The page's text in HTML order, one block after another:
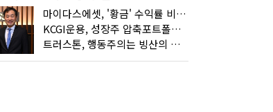
마이다스에셋, '황금' 수익률 비결은 '꾸준함'
KCGI운용, 성장주 압축포트폴리오로 새 길을 그리다
트러스톤, 행동주의는 빙산의 일각...진정한 힘은 '주식형 강자'